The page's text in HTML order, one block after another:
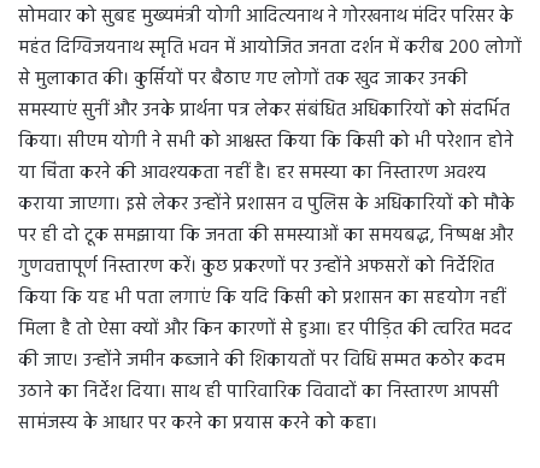
सोमवार को सुबह मुख्यमंत्री योगी आदित्यनाथ ने गोरखनाथ मंदिर परिसर के
महंत दिग्विजयनाथ स्मृति भवन में आयोजित जनता दर्शन में करीब 200 लोगों
से मुलाकात की। कुर्सियों पर बैठाए गए लोगों तक खुद जाकर उनकी
समस्याएं सुनीं और उनके प्रार्थना पत्र लेकर संबंधित अधिकारियों को संदर्भित
किया। सीएम योगी ने सभी को आश्वस्त किया कि किसी को भी परेशान होने
या चिंता करने की आवश्यकता नहीं है। हर समस्या का निस्तारण अवश्य
कराया जाएगा। इसे लेकर उन्होंने प्रशासन व पुलिस के अधिकारियों को मौके
पर ही दो टूक समझाया कि जनता की समस्याओं का समयबद्ध, निष्पक्ष और
गुणवत्तापूर्ण निस्तारण करें। कुछ प्रकरणों पर उन्होंने अफसरों को निर्देशित
किया कि यह भी पता लगाएं कि यदि किसी को प्रशासन का सहयोग नहीं
मिला है तो ऐसा क्यों और किन कारणों से हुआ। हर पीड़ित की त्वरित मदद
की जाए। उन्होंने जमीन कब्जाने की शिकायतों पर विधि सम्मत कठोर कदम
उठाने का निर्देश दिया। साथ ही पारिवारिक विवादों का निस्तारण आपसी
सामंजस्य के आधार पर करने का प्रयास करने को कहा।